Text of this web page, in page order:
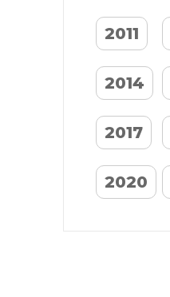
2011
2014
2017
2020